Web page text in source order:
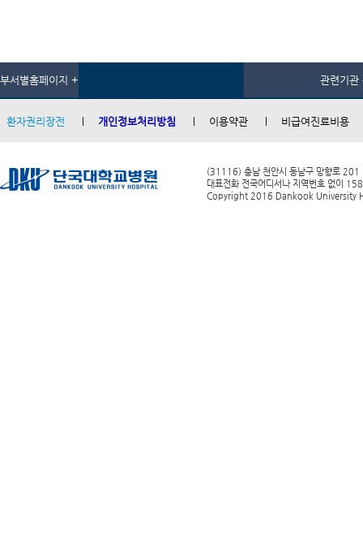
부서별홈페이지 + 관련기관
환자권리장전 개인정보처리방침 이용약관 비급여진료비용
(31116) 충남 천안시 동남구 망향로 201
대표전화 전국어디서나 지역번호 없이
Copyright 2016 Dankook University